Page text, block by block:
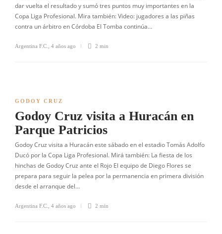
dar vuelta el resultado y sumó tres puntos muy importantes en la
Copa Liga Profesional. Mira también: Video: jugadores a las piñas
contra un árbitro en Córdoba El Tomba continúa…
Argentina F.C. 4 años ago 2 min
GODOY CRUZ
Godoy Cruz visita a Huracán en
Parque Patricios
Godoy Cruz visita a Huracán este sábado en el estadio Tomás Adolfo
Ducó por la Copa Liga Profesional. Mirá también: La fiesta de los
hinchas de Godoy Cruz ante el Rojo El equipo de Diego Flores se
prepara para seguir la pelea por la permanencia en primera división
desde el arranque del…
Argentina F.C. 4 años ago 2 min